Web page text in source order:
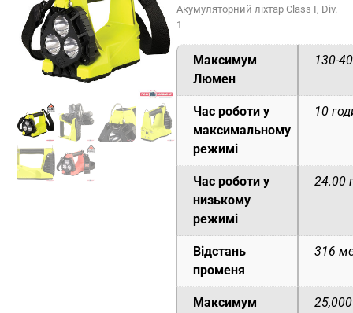
Акумуляторний ліхтар Class I, Div.
1
Максимум
Люмен
130-
Час роботи у
максимальному
режимі
10
Час роботи у
низькому
режимі
24.00
Відстань
променя
316
Максимум
25,000